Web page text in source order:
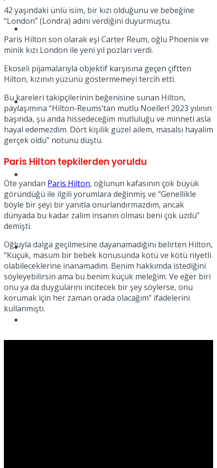
Türkiye
Müzik
Tatil
No Result
View All Result
42 yaşındaki ünlü isim, bir kızı olduğunu ve bebeğine
“London” (Londra) adını verdiğini duyurmuştu.
Paris Hilton son olarak eşi Carter Reum, oğlu Phoenix ve
minik kızı London ile yeni yıl pozları verdi.
Ekoseli pijamalarıyla objektif karşısına geçen çiftten
Hilton, kızının yüzünü göstermemeyi tercih etti.
Bu kareleri takipçilerinin beğenisine sunan Hilton,
paylaşımına “Hilton-Reums’tan mutlu Noeller! 2023 yılının
başında, şu anda hissedeceğim mutluluğu ve minneti asla
hayal edemezdim. Dört kişilik güzel ailem, masalsı hayalim
gerçek oldu” notunu düştü.
Paris Hilton tepkilerden yoruldu
Öte yandan Paris Hilton, oğlunun kafasının çok büyük
göründüğü ile ilgili yorumlara değinmiş ve “Genellikle
böyle bir şeyi bir yanıtla onurlandırmazdım, ancak
dünyada bu kadar zalim insanın olması beni çok üzdü”
demişti.
Oğluyla dalga geçilmesine dayanamadığını belirten Hilton,
“Küçük, masum bir bebek konusunda kötü ve kötü niyetli
olabileceklerine inanamadım. Benim hakkımda istediğini
söyleyebilirsin ama bu benim küçük meleğim. Ve eğer biri
onu ya da duygularını incitecek bir şey söylerse, onu
korumak için her zaman orada olacağım” ifadelerini
kullanmıştı.